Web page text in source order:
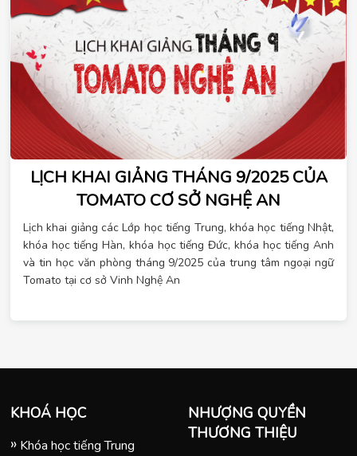
LỊCH KHAI GIẢNG THÁNG 9/2025 CỦA
TOMATO CƠ SỞ NGHỆ AN
Lịch khai giảng các Lớp học tiếng Trung, khóa học tiếng Nhật,
khóa học tiếng Hàn, khóa học tiếng Đức, khóa học tiếng Anh
và tin học văn phòng tháng 9/2025 của trung tâm ngoại ngữ
Tomato tại cơ sở Vinh Nghệ An
KHOÁ HỌC
Khóa học tiếng Trung
NHƯỢNG QUYỀN
THƯƠNG THIỆU